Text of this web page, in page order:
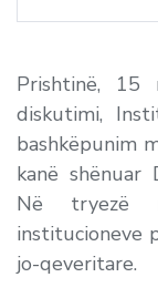
Prishtinë,
diskutimi,
bashkëpunim
kanë shënuar
Në tryezë
institucioneve
jo-qeveritare.